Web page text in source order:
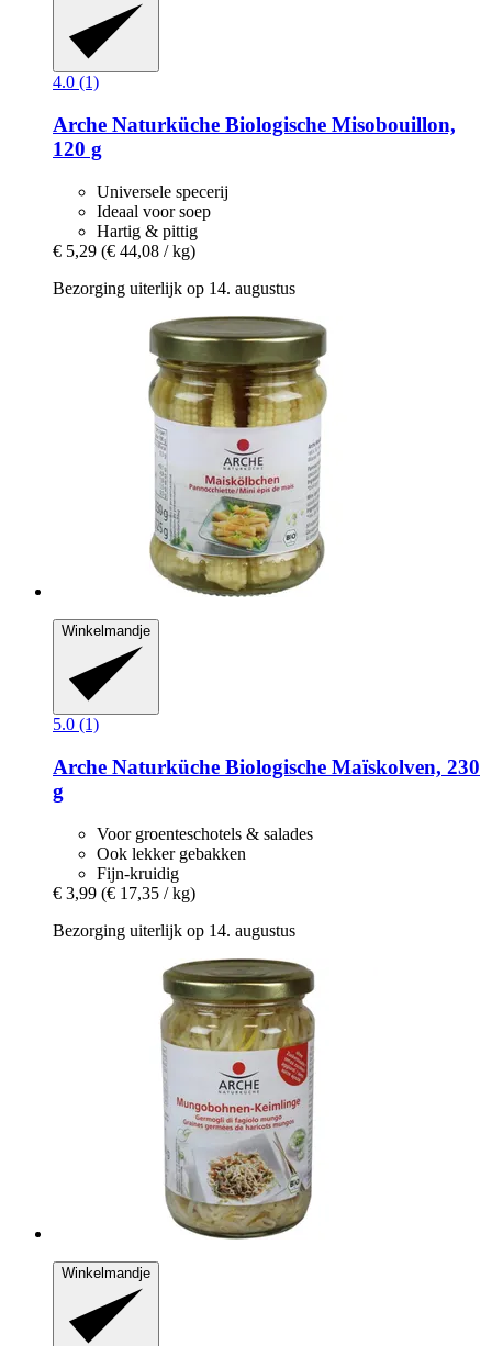
4.0 (1)
Arche Naturküche Biologische Misobouillon,
120 g
Universele specerij
Ideaal voor soep
Hartig & pittig
€ 5,29 (€ 44,08 / kg)
Bezorging uiterlijk op 14. augustus
Winkelmandje
5.0 (1)
Arche Naturküche Biologische Maïskolven, 230
g
Voor groenteschotels & salades
Ook lekker gebakken
Fijn-kruidig
€ 3,99 (€ 17,35 / kg)
Bezorging uiterlijk op 14. augustus
Winkelmandje